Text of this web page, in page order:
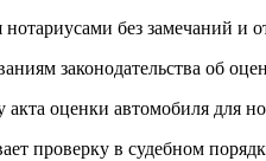
без замечаний и
законодательства об
оценки автомобиля для
проверку в судебном